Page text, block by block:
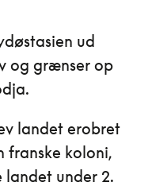
ud
og grænser op
landet erobret
franske koloni,
landet under 2.